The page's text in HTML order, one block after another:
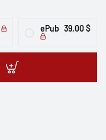
ePub 39,00 $